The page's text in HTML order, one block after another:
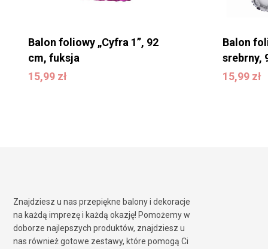
Balon foliowy „Cyfra 1”, 92
cm, fuksja
15,99 zł
15,99zł
Balon
srebrny,
15,99 zł
15,99zł
Znajdziesz u nas przepiękne balony i dekoracje
na każdą imprezę i każdą okazję! Pomożemy w
doborze najlepszych produktów, znajdziesz u
nas również gotowe zestawy, które pomogą Ci